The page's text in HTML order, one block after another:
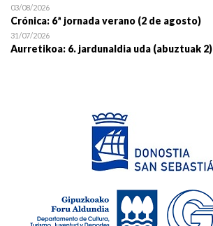
03/08/2026
Crónica: 6ª jornada verano (2 de agosto)
31/07/2026
Aurretikoa: 6. jardunaldia uda (abuztuak 2)